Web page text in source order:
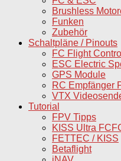
Brushless
Funken
Zubehör
Schaltpläne / Pinouts
FC Flight
ESC Electric
GPS Module
RC Empfänger
VTX
Tutorial
FPV Tipps
KISS Ultra
FETTEC / KISS
Betaflight